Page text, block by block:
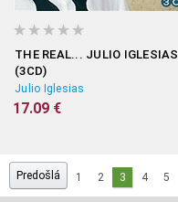
THE REAL... JULIO IGLESIAS
(3CD)
Julio Iglesias
17.09 €
Predošlá 1 2 3 4 5